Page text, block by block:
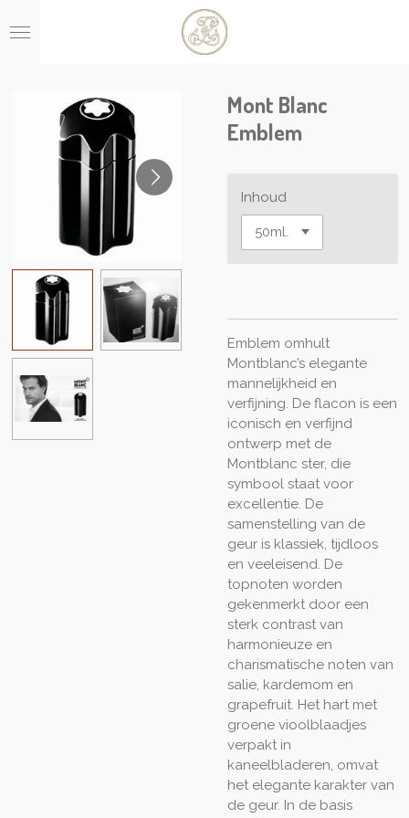
direct
hoofdinhoud
Mont Blanc
Emblem
Inhoud
Emblem omhult
Montblanc’s elegante
mannelijkheid en
verfijning. De flacon is een
iconisch en verfijnd
ontwerp met de
Montblanc ster, die
symbool staat voor
excellentie. De
samenstelling van de
geur is klassiek, tijdloos
en veeleisend. De
topnoten worden
gekenmerkt door een
sterk contrast van
harmonieuze en
charismatische noten van
salie, kardemom en
grapefruit. Het hart met
groene vioolblaadjes
verpakt in
kaneelbladeren, omvat
het elegante karakter van
de geur. In de basis